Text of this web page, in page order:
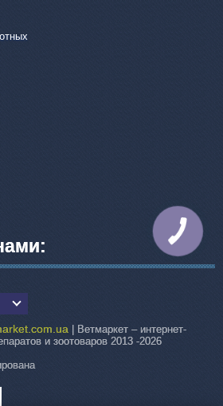
| Ветмаркет – интернет-
и зоотоваров 2013 -2026
КНОПКА
СВЯЗИ